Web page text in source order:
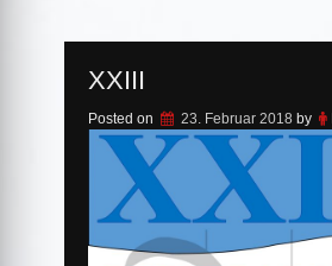
XXIII
Posted on 23. Februar 2018 by